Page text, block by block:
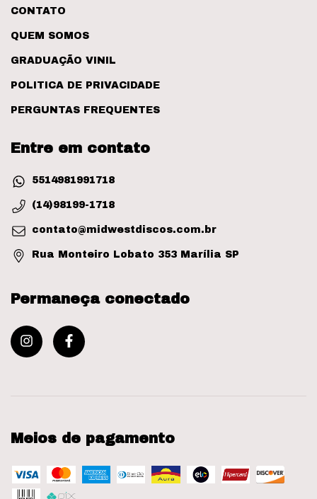
CONTATO
QUEM SOMOS
GRADUAÇÃO VINIL
POLITICA DE PRIVACIDADE
PERGUNTAS FREQUENTES
Entre em contato
5514981991718
(14)98199-1718
contato@midwestdiscos.com.br
Rua Monteiro Lobato 353 Marília SP
Permaneça conectado
Meios de pagamento